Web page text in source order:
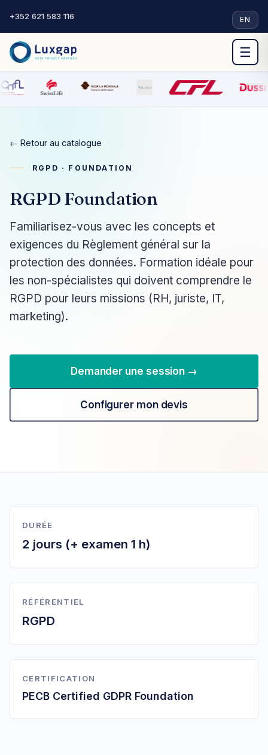
+352 621 583 116· EN
☰
← Retour au catalogue
RGPD · FOUNDATION
RGPD Foundation
Familiarisez-vous avec les concepts et
exigences du Règlement général sur la
protection des données. Formation idéale pour
les non-spécialistes qui doivent comprendre le
RGPD pour leurs missions (RH, juriste, IT,
marketing).
Demander une session →
Configurer mon devis
DURÉE
2 jours (+ examen 1 h)
RÉFÉRENTIEL
RGPD
CERTIFICATION
PECB Certified GDPR Foundation